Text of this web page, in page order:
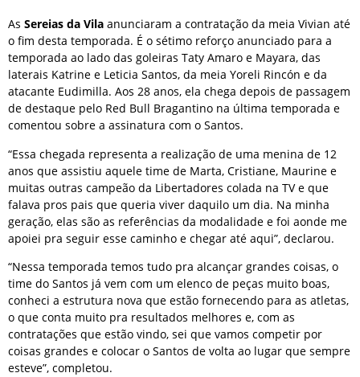
As Sereias da Vila anunciaram a contratação da meia Vivian até
o fim desta temporada. É o sétimo reforço anunciado para a
temporada ao lado das goleiras Taty Amaro e Mayara, das
laterais Katrine e Leticia Santos, da meia Yoreli Rincón e da
atacante Eudimilla. Aos 28 anos, ela chega depois de passagem
de destaque pelo Red Bull Bragantino na última temporada e
comentou sobre a assinatura com o Santos.
“Essa chegada representa a realização de uma menina de 12
anos que assistiu aquele time de Marta, Cristiane, Maurine e
muitas outras campeão da Libertadores colada na TV e que
falava pros pais que queria viver daquilo um dia. Na minha
geração, elas são as referências da modalidade e foi aonde me
apoiei pra seguir esse caminho e chegar até aqui”, declarou.
“Nessa temporada temos tudo pra alcançar grandes coisas, o
time do Santos já vem com um elenco de peças muito boas,
conheci a estrutura nova que estão fornecendo para as atletas,
o que conta muito pra resultados melhores e, com as
contratações que estão vindo, sei que vamos competir por
coisas grandes e colocar o Santos de volta ao lugar que sempre
esteve”, completou.